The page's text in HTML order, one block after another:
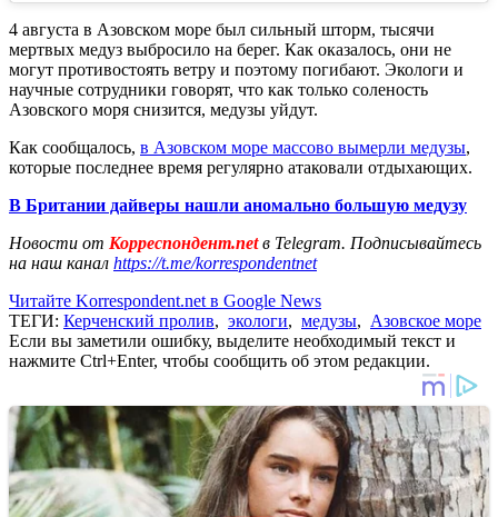
4 августа в Азовском море был сильный шторм, тысячи
мертвых медуз выбросило на берег. Как оказалось, они не
могут противостоять ветру и поэтому погибают. Экологи и
научные сотрудники говорят, что как только соленость
Азовского моря снизится, медузы уйдут.
Как сообщалось, в Азовском море массово вымерли медузы,
которые последнее время регулярно атаковали отдыхающих.
В Британии дайверы нашли аномально большую медузу
Новости от Корреспондент.netв Telegram. Подписывайтесь
на наш канал https://t.me/korrespondentnet
Читайте Korrespondent.net в Google News
ТЕГИ: Керченский пролив, экологи, медузы, Азовское море
Если вы заметили ошибку, выделите необходимый текст и
нажмите Ctrl+Enter, чтобы сообщить об этом редакции.